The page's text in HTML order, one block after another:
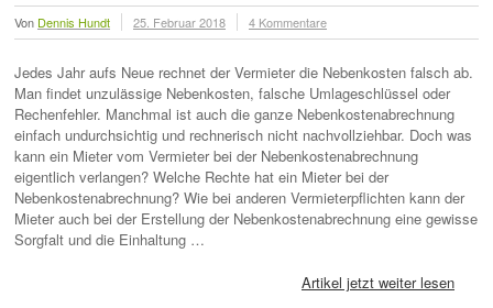
Von Dennis Hundt 25. Februar 2018 4 Kommentare
Jedes Jahr aufs Neue rechnet der Vermieter die Nebenkosten falsch ab.
Man findet unzulässige Nebenkosten, falsche Umlageschlüssel oder
Rechenfehler. Manchmal ist auch die ganze Nebenkostenabrechnung
einfach undurchsichtig und rechnerisch nicht nachvollziehbar. Doch was
kann ein Mieter vom Vermieter bei der Nebenkostenabrechnung
eigentlich verlangen? Welche Rechte hat ein Mieter bei der
Nebenkostenabrechnung? Wie bei anderen Vermieterpflichten kann der
Mieter auch bei der Erstellung der Nebenkostenabrechnung eine gewisse
Sorgfalt und die Einhaltung …
Artikel jetzt weiter lesen